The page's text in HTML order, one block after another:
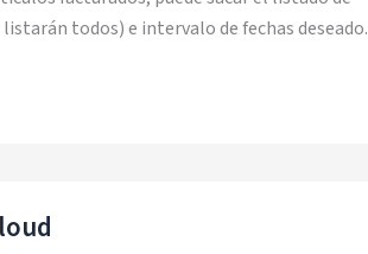
todos) e intervalo de fechas deseado.